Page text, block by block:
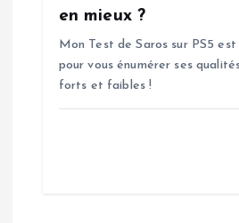
en mieux ?
Mon Test de Saros sur PS5
pour vous énumérer ses
forts et faibles !